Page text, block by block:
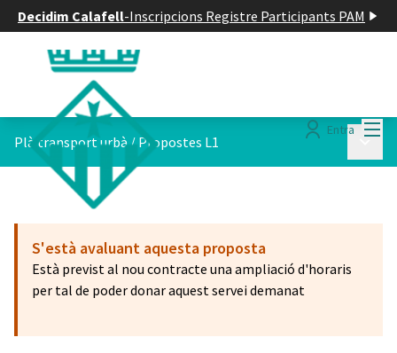
Decidim Calafell-Inscripcions Registre Participants PAM
Entra
Plà transport urbà / Propostes L1
S'està avaluant aquesta proposta
Està previst al nou contracte una ampliació d'horaris
per tal de poder donar aquest servei demanat